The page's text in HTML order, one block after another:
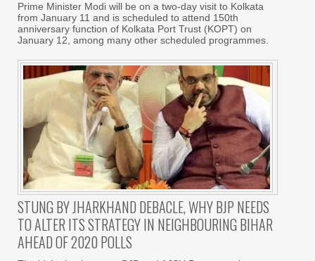
Prime Minister Modi will be on a two-day visit to Kolkata
from January 11 and is scheduled to attend 150th
anniversary function of Kolkata Port Trust (KOPT) on
January 12, among many other scheduled programmes.
STUNG BY JHARKHAND DEBACLE, WHY BJP NEEDS
TO ALTER ITS STRATEGY IN NEIGHBOURING BIHAR
AHEAD OF 2020 POLLS